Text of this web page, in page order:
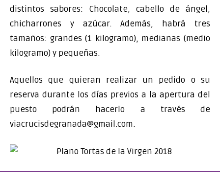
distintos sabores: Chocolate, cabello de ángel,
chicharrones y azúcar. Además, habrá tres
tamaños: grandes (1 kilogramo), medianas (medio
kilogramo) y pequeñas.
Aquellos que quieran realizar un pedido o su
reserva durante los días previos a la apertura del
puesto podrán hacerlo a través de
viacrucisdegranada@gmail.com.